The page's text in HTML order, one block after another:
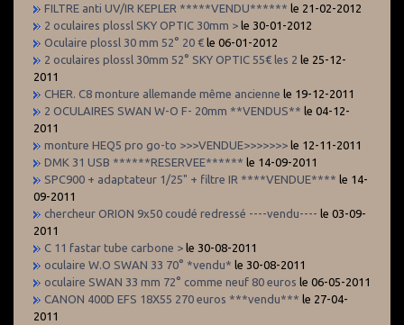
FILTRE anti UV/IR KEPLER *****VENDU****** le 21-02-2012
2 oculaires plossl SKY OPTIC 30mm > le 30-01-2012
Oculaire plossl 30 mm 52° 20 € le 06-01-2012
2 oculaires plossl 30mm 52° SKY OPTIC 55€ les 2 le 25-12-
2011
CHER. C8 monture allemande même ancienne le 19-12-2011
2 OCULAIRES SWAN W-O F- 20mm **VENDUS** le 04-12-
2011
monture HEQ5 pro go-to >>>VENDUE>>>>>>> le 12-11-2011
DMK 31 USB ******RESERVEE****** le 14-09-2011
SPC900 + adaptateur 1/25" + filtre IR ****VENDUE**** le 14-
09-2011
chercheur ORION 9x50 coudé redressé ----vendu---- le 03-09-
2011
C 11 fastar tube carbone > le 30-08-2011
oculaire W.O SWAN 33 70° *vendu* le 30-08-2011
oculaire SWAN 33 mm 72° comme neuf 80 euros le 06-05-2011
CANON 400D EFS 18X55 270 euros ***vendu*** le 27-04-
2011